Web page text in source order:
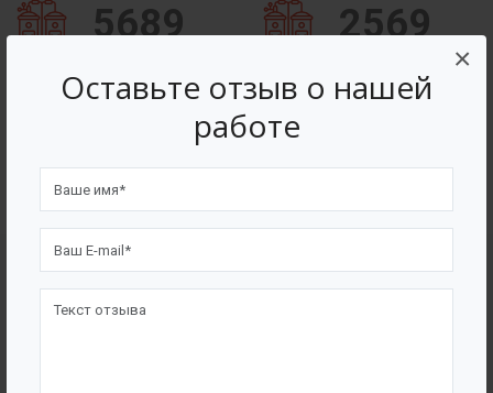
Оставьте отзыв о нашей
работе
×
5689 2569
Счастливых клиентов
Сертификаты